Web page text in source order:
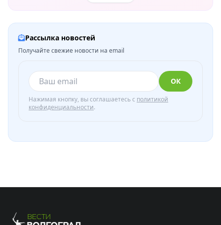
Рассылка новостей
Получайте свежие новости на email
ОК
Нажимая кнопку, вы соглашаетесь с политикой
конфиденциальности.